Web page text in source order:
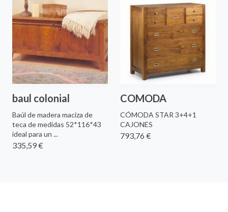
baul colonial
Baúl de madera maciza de
teca de medidas 52*116*43
ideal para un ...
335,59 €
COMODA
CÓMODA STAR 3+4+1
CAJONES
793,76 €